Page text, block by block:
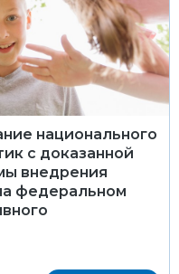
национального
с доказанной
внедрения
федеральном